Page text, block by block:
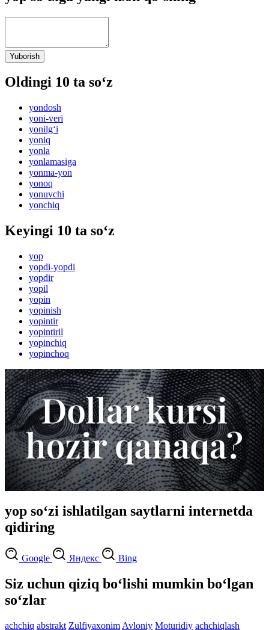
Yuborish
Oldingi 10 ta so‘z
yondosh
yoni-veri
yonilg‘i
yoniq
yonla
yonlamasiga
yonma-yon
yonoq
yonuvchi
yonchiq
Keyingi 10 ta so‘z
yop
yopdi-yopdi
yopdir
yopil
yopin
yopinish
yopintir
yopintiril
yopinchiq
yopinchoq
yop so‘zi ishlatilgan saytlarni internetda
qidiring
Google Яндекс Bing
Siz uchun qiziq bo‘lishi mumkin bo‘lgan
so‘zlar
achchiq abstrakt Zulfiyaxonim Avloniy Moturidiy achchiqlash